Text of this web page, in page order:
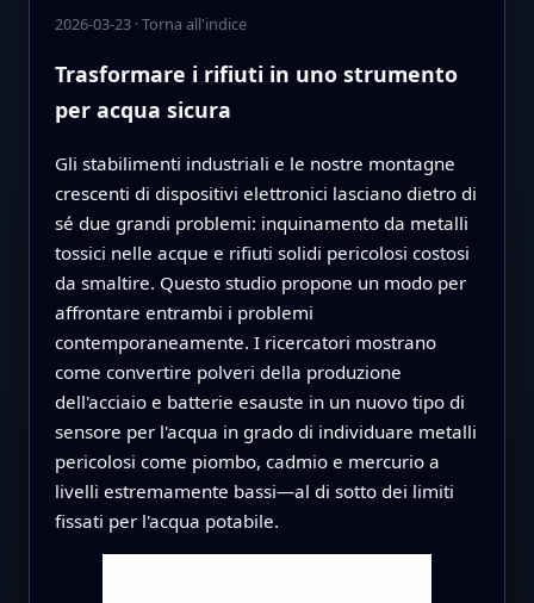
2026-03-23·Torna all'indice
Trasformare i rifiuti in uno strumento
per acqua sicura
Gli stabilimenti industriali e le nostre montagne
crescenti di dispositivi elettronici lasciano dietro di
sé due grandi problemi: inquinamento da metalli
tossici nelle acque e rifiuti solidi pericolosi costosi
da smaltire. Questo studio propone un modo per
affrontare entrambi i problemi
contemporaneamente. I ricercatori mostrano
come convertire polveri della produzione
dell'acciaio e batterie esauste in un nuovo tipo di
sensore per l'acqua in grado di individuare metalli
pericolosi come piombo, cadmio e mercurio a
livelli estremamente bassi—al di sotto dei limiti
fissati per l'acqua potabile.